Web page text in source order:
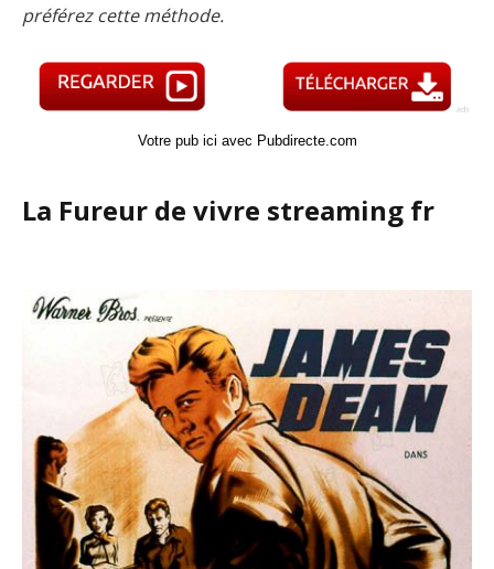
préférez cette méthode.
Votre pub ici avec Pubdirecte.com
La Fureur de vivre streaming fr